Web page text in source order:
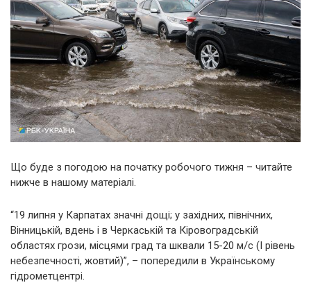
Що буде з погодою на початку робочого тижня – читайте
нижче в нашому матеріалі.
“19 липня у Карпатах значні дощі; у західних, північних,
Вінницькій, вдень і в Черкаській та Кіровоградській
областях грози, місцями град та шквали 15-20 м/с (І рівень
небезпечності, жовтий)”, – попередили в Українському
гідрометцентрі.